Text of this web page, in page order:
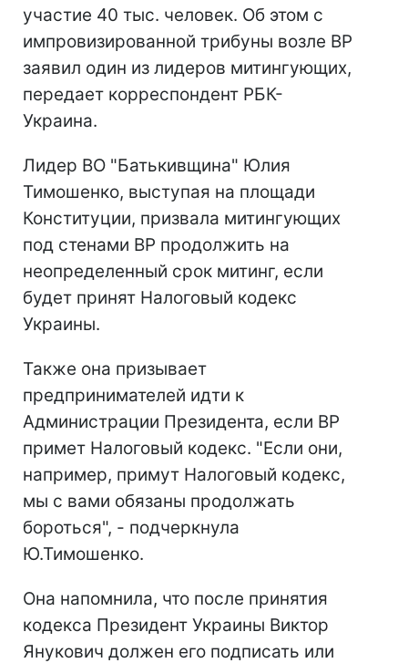
участие 40 тыс. человек. Об этом с
импровизированной трибуны возле ВР
заявил один из лидеров митингующих,
передает корреспондент РБК-
Украина.
Лидер ВО "Батькивщина" Юлия
Тимошенко, выступая на площади
Конституции, призвала митингующих
под стенами ВР продолжить на
неопределенный срок митинг, если
будет принят Налоговый кодекс
Украины.
Также она призывает
предпринимателей идти к
Администрации Президента, если ВР
примет Налоговый кодекс. "Если они,
например, примут Налоговый кодекс,
мы с вами обязаны продолжать
бороться", - подчеркнула
Ю.Тимошенко.
Она напомнила, что после принятия
кодекса Президент Украины Виктор
Янукович должен его подписать или